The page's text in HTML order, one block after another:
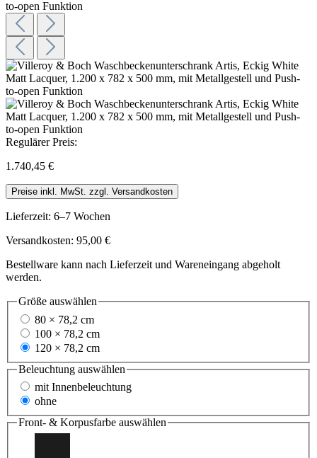
Regulärer Preis:
1.740,45 €
Preise inkl. MwSt. zzgl. Versandkosten
Lieferzeit: 6–7 Wochen
Versandkosten: 95,00 €
Bestellware kann nach Lieferzeit und Wareneingang abgeholt
werden.
Größe auswählen
80 × 78,2 cm
100 × 78,2 cm
120 × 78,2 cm
Beleuchtung auswählen
mit Innenbeleuchtung
ohne
Front- & Korpusfarbe auswählen